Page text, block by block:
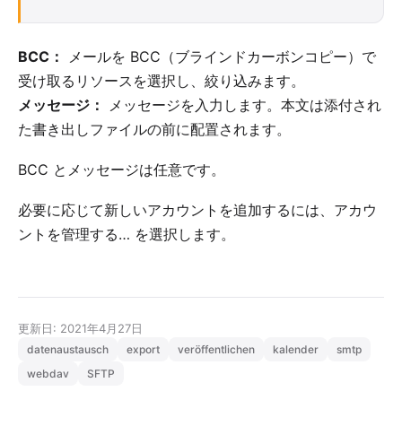
BCC：
メールを BCC（ブラインドカーボンコピー）で
受け取るリソースを選択し、絞り込みます。
メッセージ：
メッセージを入力します。本文は添付され
た書き出しファイルの前に配置されます。
BCC とメッセージは任意です。
必要に応じて新しいアカウントを追加するには、 アカウ
ントを管理する… を選択します。
更新日: 2021年4月27日
datenaustausch export veröffentlichen kalender
smtp
webdav
SFTP